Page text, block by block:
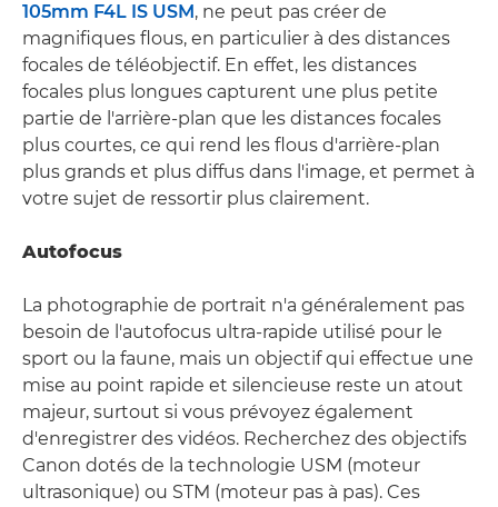
105mm F4L IS USM, ne peut pas créer de
magnifiques flous, en particulier à des distances
focales de téléobjectif. En effet, les distances
focales plus longues capturent une plus petite
partie de l'arrière-plan que les distances focales
plus courtes, ce qui rend les flous d'arrière-plan
plus grands et plus diffus dans l'image, et permet à
votre sujet de ressortir plus clairement.
Autofocus
La photographie de portrait n'a généralement pas
besoin de l'autofocus ultra-rapide utilisé pour le
sport ou la faune, mais un objectif qui effectue une
mise au point rapide et silencieuse reste un atout
majeur, surtout si vous prévoyez également
d'enregistrer des vidéos. Recherchez des objectifs
Canon dotés de la technologie USM (moteur
ultrasonique) ou STM (moteur pas à pas). Ces